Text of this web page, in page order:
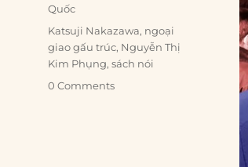
Quốc
Tags
Katsuji Nakazawa, ngoại
giao gấu trúc, Nguyễn Thị
Kim Phụng,sách nói
0 Comments